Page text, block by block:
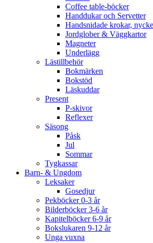
Coffee table-böcker
Handdukar och Servetter
Handsnidade krokar,
Jordglober & Väggkartor
Magneter
Underlägg
Lästillbehör
Bokmärken
Bokstöd
Läskuddar
Present
P-skivor
Reflexer
Säsong
Påsk
Jul
Sommar
Tygkassar
Barn- & Ungdom
Leksaker
Gosedjur
Pekböcker 0-3 år
Bilderböcker 3-6 år
Kapitelböcker 6-9 år
Bokslukaren 9-12 år
Unga vuxna